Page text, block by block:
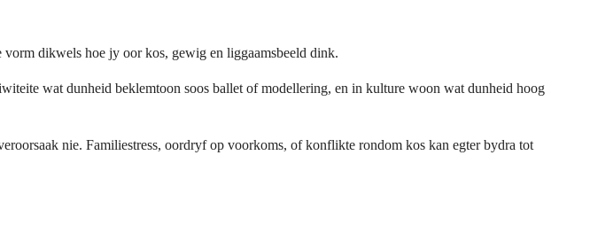
dikwels hoe jy oor kos, gewig en liggaamsbeeld dink.
wat dunheid beklemtoon soos ballet of modellering, en in kulture woon wat dunheid hoog
nie. Familiestress, oordryf op voorkoms, of konflikte rondom kos kan egter bydra tot